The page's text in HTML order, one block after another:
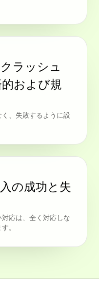
ラッシュ
および規
、失敗するように設
の成功と失
応は、全く対応しな
。